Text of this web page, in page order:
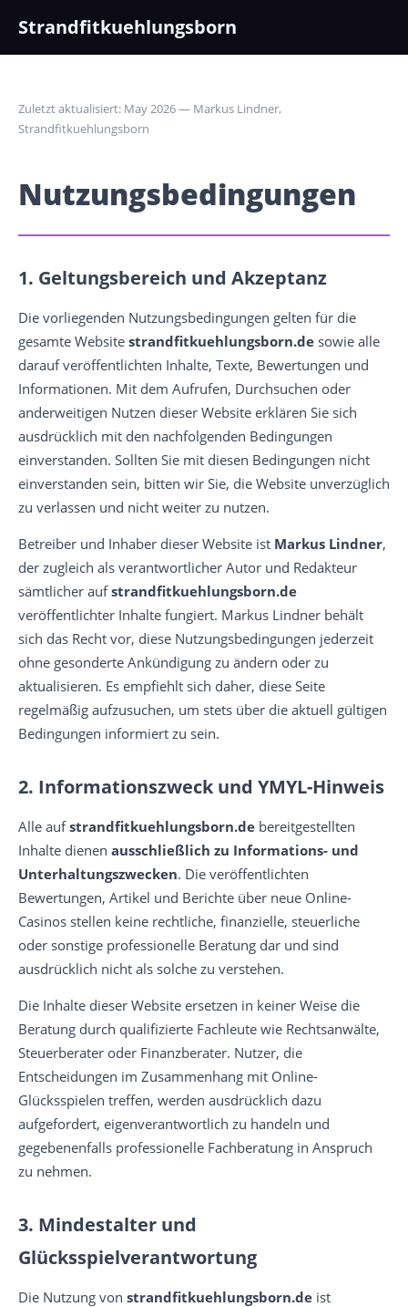
Strandfitkuehlungsborn
Zuletzt aktualisiert: May 2026 — Markus Lindner,
Strandfitkuehlungsborn
Nutzungsbedingungen
1. Geltungsbereich und Akzeptanz
Die vorliegenden Nutzungsbedingungen gelten für die
gesamte Website strandfitkuehlungsborn.de sowie alle
darauf veröffentlichten Inhalte, Texte, Bewertungen und
Informationen. Mit dem Aufrufen, Durchsuchen oder
anderweitigen Nutzen dieser Website erklären Sie sich
ausdrücklich mit den nachfolgenden Bedingungen
einverstanden. Sollten Sie mit diesen Bedingungen nicht
einverstanden sein, bitten wir Sie, die Website unverzüglich
zu verlassen und nicht weiter zu nutzen.
Betreiber und Inhaber dieser Website ist Markus Lindner,
der zugleich als verantwortlicher Autor und Redakteur
sämtlicher aufstrandfitkuehlungsborn.de
veröffentlichter Inhalte fungiert. Markus Lindner behält
sich das Recht vor, diese Nutzungsbedingungen jederzeit
ohne gesonderte Ankündigung zu ändern oder zu
aktualisieren. Es empfiehlt sich daher, diese Seite
regelmäßig aufzusuchen, um stets über die aktuell gültigen
Bedingungen informiert zu sein.
2. Informationszweck und YMYL-Hinweis
Alle aufstrandfitkuehlungsborn.de bereitgestellten
Inhalte dienen ausschließlich zu Informations- und
Unterhaltungszwecken. Die veröffentlichten
Bewertungen, Artikel und Berichte über neue Online-
Casinos stellen keine rechtliche, finanzielle, steuerliche
oder sonstige professionelle Beratung dar und sind
ausdrücklich nicht als solche zu verstehen.
Die Inhalte dieser Website ersetzen in keiner Weise die
Beratung durch qualifizierte Fachleute wie Rechtsanwälte,
Steuerberater oder Finanzberater. Nutzer, die
Entscheidungen im Zusammenhang mit Online-
Glücksspielen treffen, werden ausdrücklich dazu
aufgefordert, eigenverantwortlich zu handeln und
gegebenenfalls professionelle Fachberatung in Anspruch
zu nehmen.
3. Mindestalter und
Glücksspielverantwortung
Die Nutzung von strandfitkuehlungsborn.de ist